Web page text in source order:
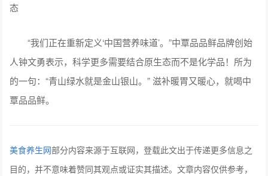
态
“我们正在重新定义‘中国营养味道’。”中覃品品鲜品牌创始
人钟文勇表示，科学更多需要结合原生态而不是化学品！所为
的一句：“青山绿水就是金山银山。” 滋补暖胃又暖心，就喝中
覃品品鲜。
美食养生网部分内容来源于互联网，登载此文出于传递更多信息之
目的，并不意味着赞同其观点或证实其描述。文章内容仅供参考，